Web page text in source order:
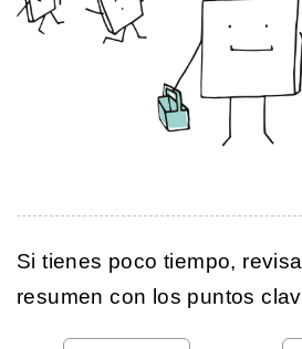
Si tienes poco tiempo,
resumen con los puntos